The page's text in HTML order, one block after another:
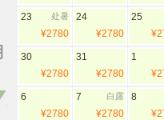
23 处暑
¥2780
24
¥2780
25
30
¥2780
31
¥2780
1
6
¥2780
7 白露
¥2780
8